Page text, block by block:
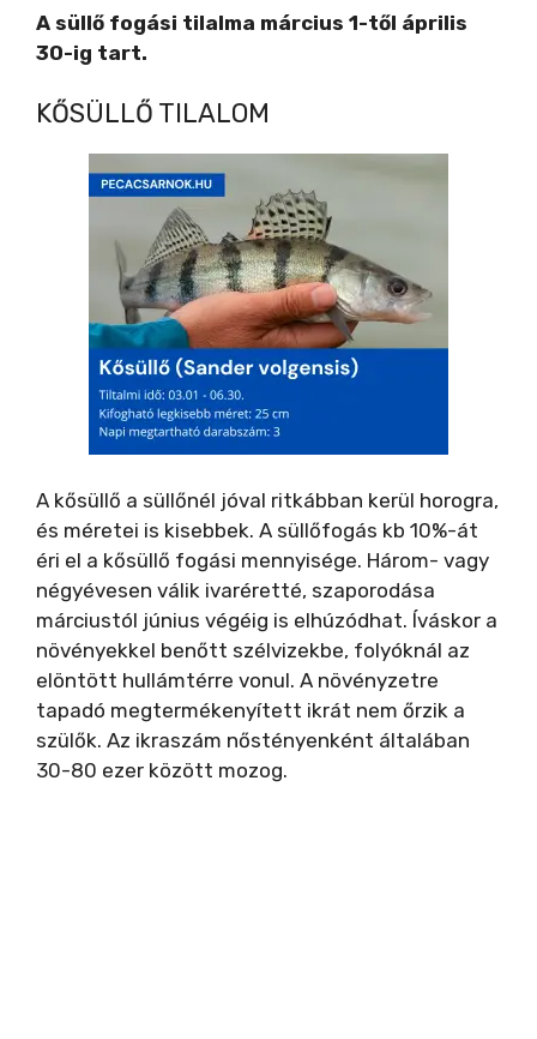
A süllő fogási tilalma március 1-től április
30-ig tart.
KŐSÜLLŐ TILALOM
A kősüllő a süllőnél jóval ritkábban kerül horogra,
és méretei is kisebbek. A süllőfogás kb 10%-át
éri el a kősüllő fogási mennyisége. Három- vagy
négyévesen válik ivaréretté, szaporodása
márciustól június végéig is elhúzódhat. Íváskor a
növényekkel benőtt szélvizekbe, folyóknál az
elöntött hullámtérre vonul. A növényzetre
tapadó megtermékenyített ikrát nem őrzik a
szülők. Az ikraszám nőstényenként általában
30-80 ezer között mozog.